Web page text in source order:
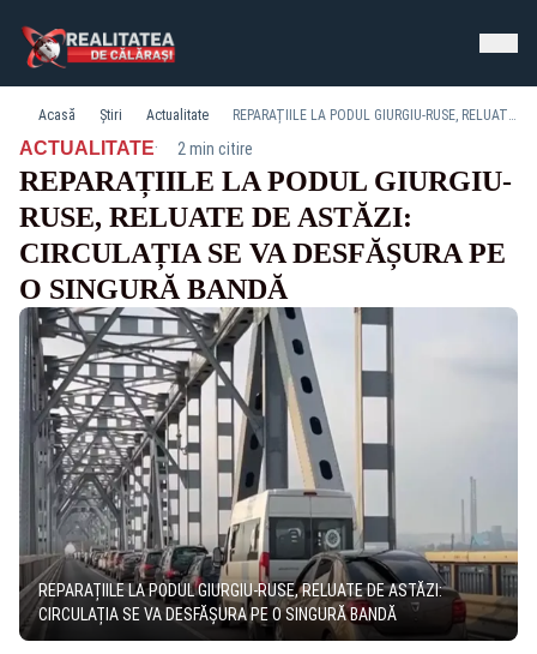
Acasă Știri Actualitate REPARAȚIILE LA PODUL GIURGIU-RUSE, RELUATE DE ASTĂZI: CIRCULAȚIA SE VA DESFĂȘURA PE O SINGURĂ BANDĂ
ACTUALITATE· 2 min citire
REPARAȚIILE LA PODUL GIURGIU-
RUSE, RELUATE DE ASTĂZI:
CIRCULAȚIA SE VA DESFĂȘURA PE
O SINGURĂ BANDĂ
REPARAȚIILE LA PODUL GIURGIU-RUSE, RELUATE DE ASTĂZI:
CIRCULAȚIA SE VA DESFĂȘURA PE O SINGURĂ BANDĂ